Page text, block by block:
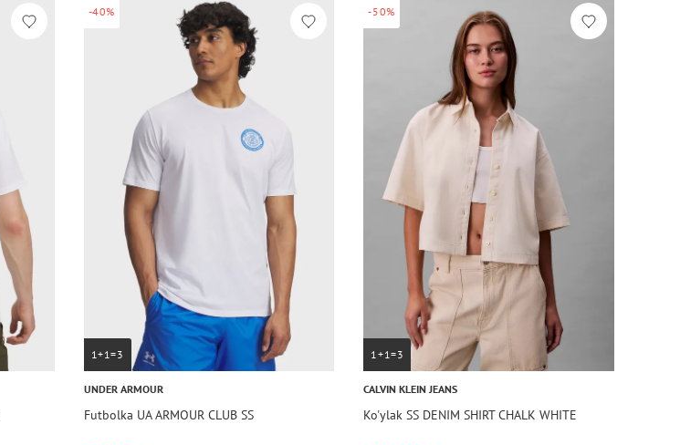
-40%
1+1=3
UNDER ARMOUR
Futbolka UA ARMOUR CLUB SS
-50%
1+1=3
CALVIN KLEIN JEANS
Ko'ylak SS DENIM SHIRT CHALK WHITE